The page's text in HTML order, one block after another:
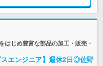
はじめ豊富な部品の加工・販売・
エンジニア】週休2日◎佐野